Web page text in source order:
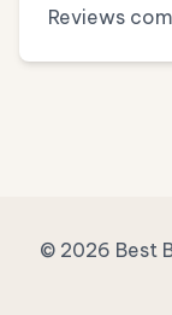
Reviews
© 2026 Best